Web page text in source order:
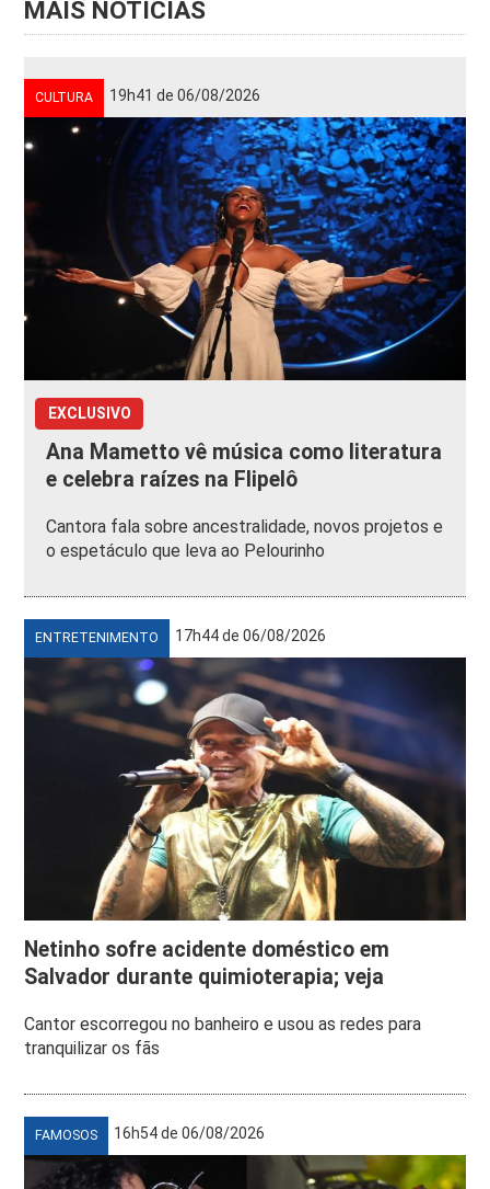
MAIS NOTÍCIAS
CULTURA 19h41 de 06/08/2026
EXCLUSIVO
Ana Mametto vê música como literatura
e celebra raízes na Flipelô
Cantora fala sobre ancestralidade, novos projetos e
o espetáculo que leva ao Pelourinho
ENTRETENIMENTO 17h44 de 06/08/2026
Netinho sofre acidente doméstico em
Salvador durante quimioterapia; veja
Cantor escorregou no banheiro e usou as redes para
tranquilizar os fãs
FAMOSOS 16h54 de 06/08/2026